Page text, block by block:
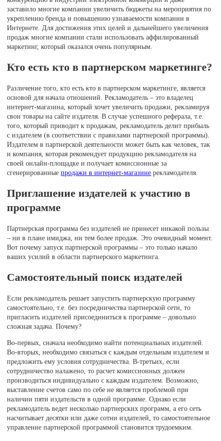
заставило многие компании увеличить бюджеты на мероприятия по
укреплению бренда и повышению узнаваемости компании в
Интернете. Для достижения этих целей и дальнейшего увеличения
продаж многие компании стали использовать аффилированный
маркетинг, который оказался очень популярным.
Кто есть кто в партнерском маркетинге?
Различение того, кто есть кто в партнерском маркетинге, является
основой для начала отношений. Рекламодатель – это владелец
интернет-магазина, который хочет увеличить продажи, рекламируя
свои товары на сайте издателя. В случае успешного реферала, т.е.
того, который приводит к продажам, рекламодатель делит прибыль
с издателем (в соответствии с правилами партнерской программы).
Издателем в партнерской деятельности может быть как человек, так
и компания, которая рекомендует продукцию рекламодателя на
своей онлайн-площадке и получает комиссионные за
сгенерированныепродажи в интернет-магазине рекламодателя.
Приглашение издателей к участию в
программе
Партнерская программа без издателей не принесет никакой пользы
– ни в плане имиджа, ни тем более продаж. Это очевидный момент.
Вот почему запуск партнерской программы – это только начало
ваших усилий в области партнерского маркетинга.
Самостоятельный поиск издателей
Если рекламодатель решает запустить партнерскую программу
самостоятельно, т.е. без посредничества партнерской сети, то
пригласить издателей присоединиться к программе – довольно
сложная задача. Почему?
Во-первых, сначала необходимо найти потенциальных издателей.
Во-вторых, необходимо связаться с каждым отдельным издателем и
предложить ему условия сотрудничества. В-третьих, если
сотрудничество налажено, то расчет комиссионных должен
производиться индивидуально с каждым издателем. Возможно,
выставление счетов само по себе не является проблемой при
наличии пяти издательств в одной программе. Однако если
рекламодатель ведет несколько партнерских программ, а его сеть
насчитывает десятки или даже сотни издателей, то самостоятельное
управление партнерской программой становится трудоемким.